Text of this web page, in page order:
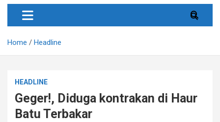
Ragamberita
Informatif, Edukatif & Inpiratif
Home Headline
HEADLINE
Geger!, Diduga kontrakan di Haur
Batu Terbakar